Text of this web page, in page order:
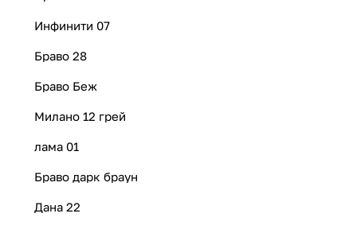
Инфинити 07
Браво 28
Браво Беж
Милано 12 грей
лама 01
Браво дарк браун
Дана 22